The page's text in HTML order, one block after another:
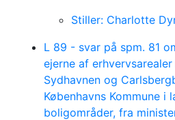
Stiller: Charlotte
L 89 - svar på spm. 81
ejerne af
Sydhavnen og
Københavns Kommune i
boligområder, fra